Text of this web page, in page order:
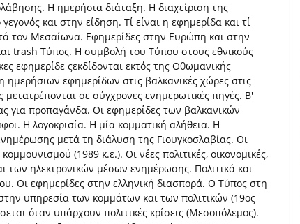
H ημερήσια διάταξη. Η διαχείριση της
και στην είδηση. Τί είναι η εφημερίδα και τί
τον Μεσαίωνα. Εφημερίδες στην Ευρώπη και στην
trash Τύπος. Η συμβολή του Τύπου στους εθνικούς
εφημερίδε ςεκδίδονται εκτός της Οθωμανικής
εφημερίδων στις βαλκανικές χώρες στις
σε σύγχρονες ενημερωτικές πηγές. Β'
για προπαγάνδα. Οι εφημερίδες των βαλκανικών
Η λογοκρισία. Η μία κομματική αλήθεια. Η
μετά τη διάλυση της Γιουγκοσλαβίας. Οι
(1989 κ.ε.). Οι νέες πολιτικές, οικονομικές,
των ηλεκτρονικών μέσων ενημέρωσης. Πολιτικά και
Οι εφημερίδες στην ελληνική διασπορά. Ο Τύπος στη
υπηρεσία των κομμάτων και των πολιτικών (19ος
όταν υπάρχουν πολιτικές κρίσεις (Μεσοπόλεμος).